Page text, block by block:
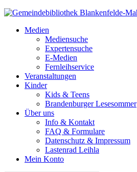
Medien
Mediensuche
Expertensuche
E-Medien
Fernleihservice
Veranstaltungen
Kinder
Kids & Teens
Brandenburger Lesesommer
Über uns
Info & Kontakt
FAQ & Formulare
Datenschutz & Impressum
Lastenrad Leihla
Mein Konto